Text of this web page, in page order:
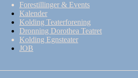
Forestillinger & Events
Kalender
Kolding Teaterforening
Dronning Dorothea Teatret
Kolding Egnsteater
JOB